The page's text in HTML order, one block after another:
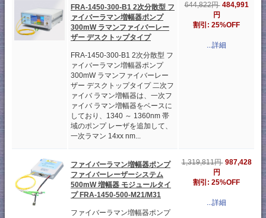
FRA-1450-300-B1 2次分散型 フ
ァイバーラマン増幅器ポンプ
300mW ラマンファイバーレー
ザー デスクトップタイプ
FRA-1450-300-B1 2次分散型 フ
ァイバーラマン増幅器ポンプ
300mW ラマンファイバーレー
ザー デスクトップタイプ 二次フ
ァイバ ラマン増幅器は、一次フ
ァイバ ラマン増幅器をベースに
しており、1340 ～ 1360nm 帯
域のポンプ レーザを追加して、
一次ラマン 14xx nm...
644,822円 484,991
円
割引: 25%OFF
...詳細
ファイバーラマン増幅器ポンプ
ファイバーレーザーシステム
500mW 増幅器 モジュールタイ
プ FRA-1450-500-M21/M31
ファイバーラマン増幅器ポンプ
1,319,811円 987,428
円
割引: 25%OFF
...詳細